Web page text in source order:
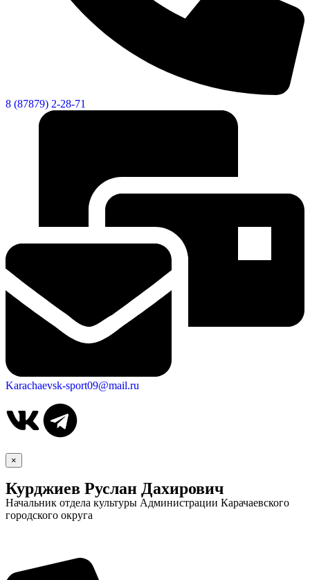
8 (87879) 2-28-71
Karachaevsk-sport09@mail.ru
×
Курджиев Руслан Дахирович
Начальник отдела культуры Администрации Карачаевского
городского округа